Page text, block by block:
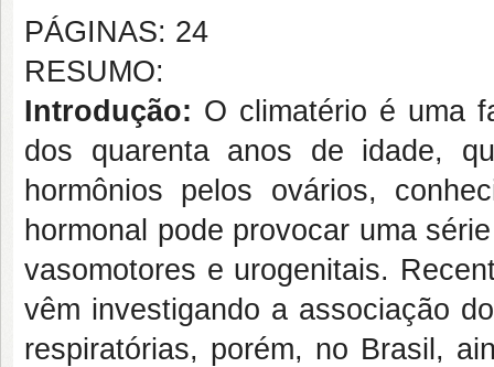
PÁGINAS: 24
RESUMO:
Introdução: O climatério é uma
dos quarenta anos de idade,
hormônios pelos ovários,
hormonal pode provocar uma
vasomotores e urogenitais.
vêm investigando a associação
respiratórias, porém, no Brasil,